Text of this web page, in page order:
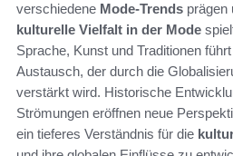
verschiedene Mode-Trends prägen
kulturelle Vielfalt in der Mode
Sprache, Kunst und Traditionen
Austausch, der durch die
verstärkt wird. Historische
Strömungen eröffnen neue
ein tieferes Verständnis für die